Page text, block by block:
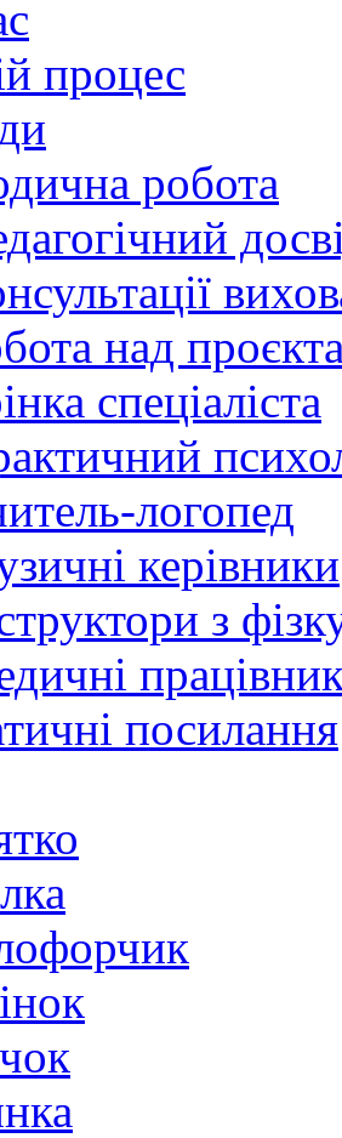
процес
робота
над
спеціаліста
логопед
керівники
з
посилання